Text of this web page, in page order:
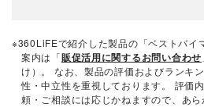
※360LiFEで紹介した製品の「ベストバイ
案内は「販促活用に関するお問い合わせ
け）。 なお、製品の評価およびランキ
性・中立性を重視しております。 評価
頼・ご相談には応じかねますので、あら